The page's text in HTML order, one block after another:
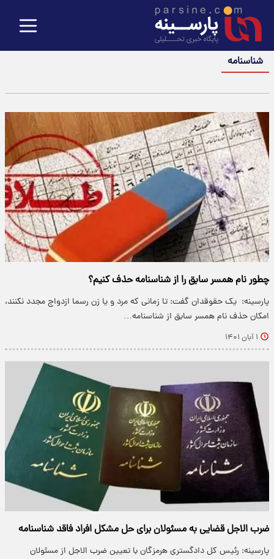
شناسنامه
چطور نام همسر سابق را از شناسنامه حذف کنیم؟
پارسینه: ​ یک حقوقدان گفت: تا زمانی که مرد و یا زن رسما ازدواج مجدد نکنند،
امکان حذف نام همسر سابق از شناسنامه…
۱ آبان ۱۴۰۱
ضرب الاجل قضایی به مسئولان برای حل مشکل افراد فاقد شناسنامه
پارسینه: رئیس کل دادگستری هرمزگان با تعیین ضرب الاجل از مسئولان